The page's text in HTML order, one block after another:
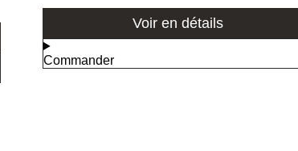
Voir en détails
Commander